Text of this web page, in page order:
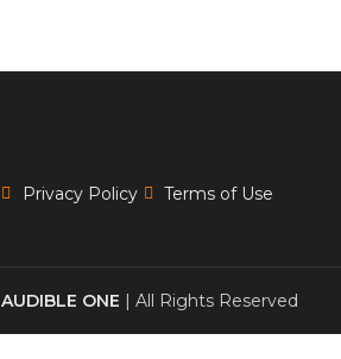
Privacy Policy Terms of Use
AUDIBLE ONE | All Rights Reserved